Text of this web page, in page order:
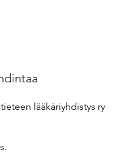
lääkäriyhdistys ry